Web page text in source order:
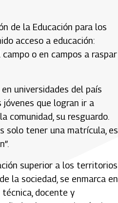
de la Educación para los
acceso a educación:
o en campos a raspar
universidades del país
jóvenes que logran ir a
comunidad, su resguardo.
solo tener una matrícula, es
superior a los territorios
la sociedad, se enmarca en
docente y